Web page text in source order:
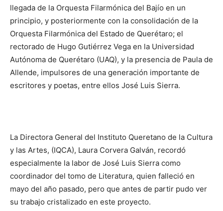
llegada de la Orquesta Filarmónica del Bajío en un
principio, y posteriormente con la consolidación de la
Orquesta Filarmónica del Estado de Querétaro; el
rectorado de Hugo Gutiérrez Vega en la Universidad
Autónoma de Querétaro (UAQ), y la presencia de Paula de
Allende, impulsores de una generación importante de
escritores y poetas, entre ellos José Luis Sierra.
La Directora General del Instituto Queretano de la Cultura
y las Artes, (IQCA), Laura Corvera Galván, recordó
especialmente la labor de José Luis Sierra como
coordinador del tomo de Literatura, quien falleció en
mayo del año pasado, pero que antes de partir pudo ver
su trabajo cristalizado en este proyecto.